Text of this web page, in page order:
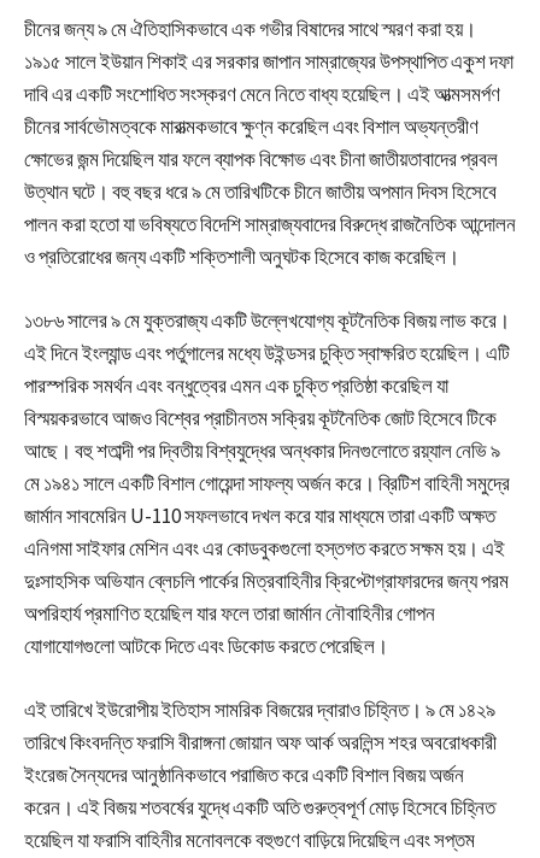
চীনের জন্য ৯ মে ঐতিহাসিকভাবে এক গভীর বিষাদের সাথে স্মরণ করা হয়।
১৯১৫ সালে ইউয়ান শিকাই এর সরকার জাপান সাম্রাজ্যের উপস্থাপিত একুশ দফা
দাবি এর একটি সংশোধিত সংস্করণ মেনে নিতে বাধ্য হয়েছিল। এই আত্মসমর্পণ
চীনের সার্বভৌমত্বকে মারাত্মকভাবে ক্ষুণ্ন করেছিল এবং বিশাল অভ্যন্তরীণ
ক্ষোভের জন্ম দিয়েছিল যার ফলে ব্যাপক বিক্ষোভ এবং চীনা জাতীয়তাবাদের প্রবল
উত্থান ঘটে। বহু বছর ধরে ৯ মে তারিখটিকে চীনে জাতীয় অপমান দিবস হিসেবে
পালন করা হতো যা ভবিষ্যতে বিদেশি সাম্রাজ্যবাদের বিরুদ্ধে রাজনৈতিক আন্দোলন
ও প্রতিরোধের জন্য একটি শক্তিশালী অনুঘটক হিসেবে কাজ করেছিল।
১৩৮৬ সালের ৯ মে যুক্তরাজ্য একটি উল্লেখযোগ্য কূটনৈতিক বিজয় লাভ করে।
এই দিনে ইংল্যান্ড এবং পর্তুগালের মধ্যে উইন্ডসর চুক্তি স্বাক্ষরিত হয়েছিল। এটি
পারস্পরিক সমর্থন এবং বন্ধুত্বের এমন এক চুক্তি প্রতিষ্ঠা করেছিল যা
বিস্ময়করভাবে আজও বিশ্বের প্রাচীনতম সক্রিয় কূটনৈতিক জোট হিসেবে টিকে
আছে। বহু শতাব্দী পর দ্বিতীয় বিশ্বযুদ্ধের অন্ধকার দিনগুলোতে রয়্যাল নেভি ৯
মে ১৯৪১ সালে একটি বিশাল গোয়েন্দা সাফল্য অর্জন করে। ব্রিটিশ বাহিনী সমুদ্রে
জার্মান সাবমেরিন U-110 সফলভাবে দখল করে যার মাধ্যমে তারা একটি অক্ষত
এনিগমা সাইফার মেশিন এবং এর কোডবুকগুলো হস্তগত করতে সক্ষম হয়। এই
দুঃসাহসিক অভিযান ব্লেচলি পার্কের মিত্রবাহিনীর ক্রিপ্টোগ্রাফারদের জন্য পরম
অপরিহার্য প্রমাণিত হয়েছিল যার ফলে তারা জার্মান নৌবাহিনীর গোপন
যোগাযোগগুলো আটকে দিতে এবং ডিকোড করতে পেরেছিল।
এই তারিখে ইউরোপীয় ইতিহাস সামরিক বিজয়ের দ্বারাও চিহ্নিত। ৯ মে ১৪২৯
তারিখে কিংবদন্তি ফরাসি বীরাঙ্গনা জোয়ান অফ আর্ক অরলিন্স শহর অবরোধকারী
ইংরেজ সৈন্যদের আনুষ্ঠানিকভাবে পরাজিত করে একটি বিশাল বিজয় অর্জন
করেন। এই বিজয় শতবর্ষের যুদ্ধে একটি অতি গুরুত্বপূর্ণ মোড় হিসেবে চিহ্নিত
হয়েছিল যা ফরাসি বাহিনীর মনোবলকে বহুগুণে বাড়িয়ে দিয়েছিল এবং সপ্তম